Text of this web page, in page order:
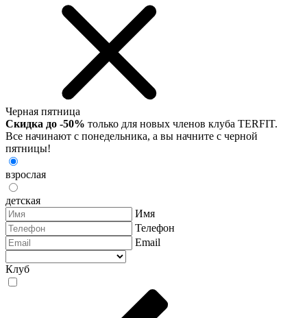
Черная пятница
Скидка до -50% только для новых членов клуба TERFIT.
Все начинают с понедельника, а вы начните с черной
пятницы!
взрослая
детская
Имя
Телефон
Email
Клуб